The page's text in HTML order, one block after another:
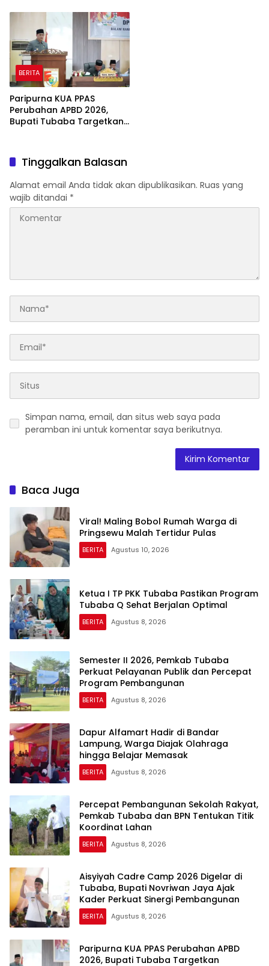
BERITA
Paripurna KUA PPAS
Perubahan APBD 2026,
Bupati Tubaba Targetkan
Tinggalkan Balasan
Alamat email Anda tidak akan dipublikasikan. Ruas yang
wajib ditandai *
Simpan nama, email, dan situs web saya pada
peramban ini untuk komentar saya berikutnya.
Baca Juga
Viral! Maling Bobol Rumah Warga di
Pringsewu Malah Tertidur Pulas
BERITA Agustus 10, 2026
Ketua I TP PKK Tubaba Pastikan Program
Tubaba Q Sehat Berjalan Optimal
BERITA Agustus 8, 2026
Semester II 2026, Pemkab Tubaba
Perkuat Pelayanan Publik dan Percepat
Program Pembangunan
BERITA Agustus 8, 2026
Dapur Alfamart Hadir di Bandar
Lampung, Warga Diajak Olahraga
hingga Belajar Memasak
BERITA Agustus 8, 2026
Percepat Pembangunan Sekolah Rakyat,
Pemkab Tubaba dan BPN Tentukan Titik
Koordinat Lahan
BERITA Agustus 8, 2026
Aisyiyah Cadre Camp 2026 Digelar di
Tubaba, Bupati Novriwan Jaya Ajak
Kader Perkuat Sinergi Pembangunan
BERITA Agustus 8, 2026
Paripurna KUA PPAS Perubahan APBD
2026, Bupati Tubaba Targetkan